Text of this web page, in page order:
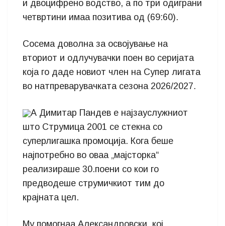
и двоцифрено водство, а по три одиграни
четвртини имаа позитива од (69:60).
Сосема доволна за освојување на
вториот и одлучувачки поен во серијата
која го даде новиот член на Супер лигата
во натпреварувачката сезона 2026/2027.
А Димитар Пандев е најзауслужниот
што Струмица 2001 се стекна со
суперлигашка промоција. Кога беше
најпотребно во оваа „мајсторка“
реализираше 30.поени со кои го
предводеше струмичкиот тим до
крајната цел.
Му помогнаа Александровски, кој